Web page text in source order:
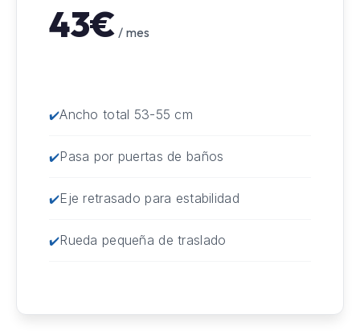
43€ / mes
Ancho total 53-55 cm
Pasa por puertas de baños
Eje retrasado para estabilidad
Rueda pequeña de traslado